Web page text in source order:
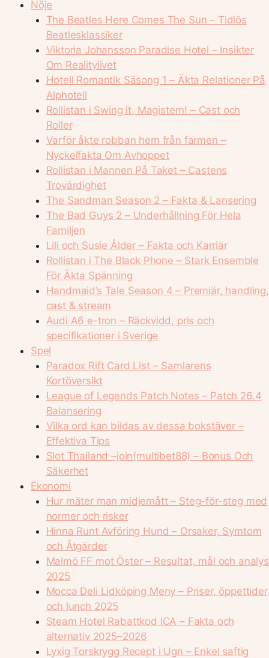
Nöje
The Beatles Here Comes The Sun – Tidlös
Beatlesklassiker
Viktoria Johansson Paradise Hotel – Insikter
Om Realitylivet
Hotell Romantik Säsong 1 – Äkta Relationer På
Alphotell
Rollistan i Swing it, Magistern! – Cast och
Roller
Varför åkte robban hem från farmen –
Nyckelfakta Om Avhoppet
Rollistan i Mannen På Taket – Castens
Trovärdighet
The Sandman Season 2 – Fakta & Lansering
The Bad Guys 2 – Underhållning För Hela
Familjen
Lili och Susie Ålder – Fakta och Karriär
Rollistan i The Black Phone – Stark Ensemble
För Äkta Spänning
Handmaid’s Tale Season 4 – Premiär, handling,
cast & stream
Audi A6 e-tron – Räckvidd, pris och
specifikationer i Sverige
Spel
Paradox Rift Card List – Samlarens
Kortöversikt
League of Legends Patch Notes – Patch 26.4
Balansering
Vilka ord kan bildas av dessa bokstäver –
Effektiva Tips
Slot Thailand –join(multibet88) – Bonus Och
Säkerhet
Ekonomi
Hur mäter man midjemått – Steg-för-steg med
normer och risker
Hinna Runt Avföring Hund – Orsaker, Symtom
och Åtgärder
Malmö FF mot Öster – Resultat, mål och analys
2025
Mocca Deli Lidköping Meny – Priser, öppettider
och lunch 2025
Steam Hotel Rabattkod ICA – Fakta och
alternativ 2025–2026
Lyxig Torskrygg Recept i Ugn – Enkel saftig